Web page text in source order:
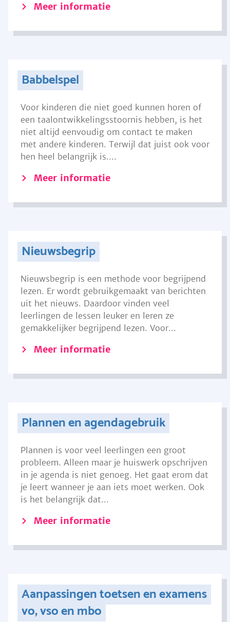
Meer informatie
Babbelspel
Voor kinderen die niet goed kunnen horen of
een taalontwikkelingsstoornis hebben, is het
niet altijd eenvoudig om contact te maken
met andere kinderen. Terwijl dat juist ook voor
hen heel belangrijk is....
Meer informatie
Nieuwsbegrip
Nieuwsbegrip is een methode voor begrijpend
lezen. Er wordt gebruikgemaakt van berichten
uit het nieuws. Daardoor vinden veel
leerlingen de lessen leuker en leren ze
gemakkelijker begrijpend lezen. Voor...
Meer informatie
Plannen en agendagebruik
Plannen is voor veel leerlingen een groot
probleem. Alleen maar je huiswerk opschrijven
in je agenda is niet genoeg. Het gaat erom dat
je leert wanneer je aan iets moet werken. Ook
is het belangrijk dat...
Meer informatie
Aanpassingen toetsen en examens
vo, vso en mbo